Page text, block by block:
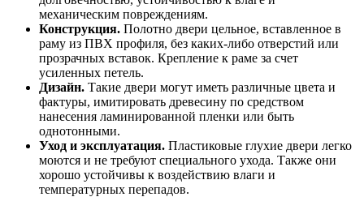
механическим повреждениям.
Конструкция. Полотно двери цельное, вставленное в
раму из ПВХ профиля, без каких-либо отверстий или
прозрачных вставок. Крепление к раме за счет
усиленных петель.
Дизайн. Такие двери могут иметь различные цвета и
фактуры, имитировать древесину по средством
нанесения ламинированной пленки или быть
однотонными.
Уход и эксплуатация. Пластиковые глухие двери легко
моются и не требуют специального ухода. Также они
хорошо устойчивы к воздействию влаги и
температурных перепадов.